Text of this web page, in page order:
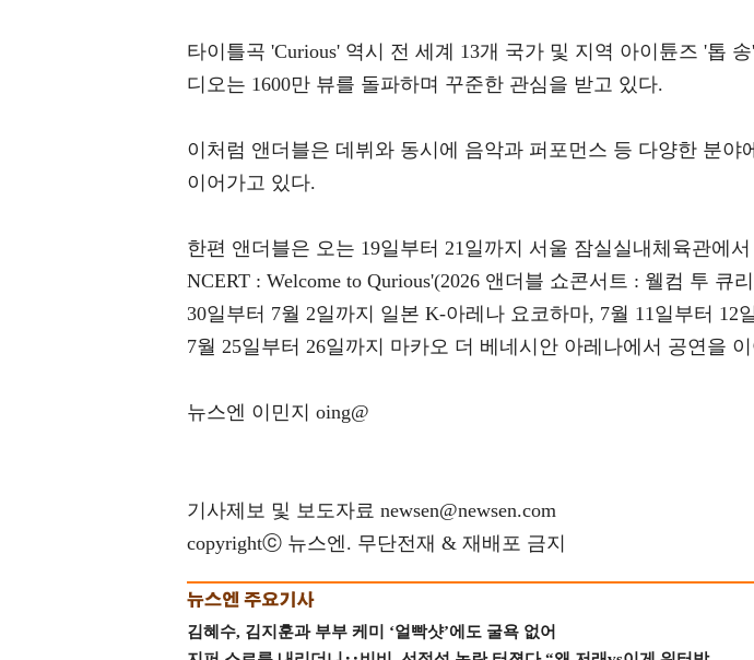
타이틀곡 'Curious' 역시 전 세계 13개 국가 및 지역 아이튠즈 '톱
디오는 1600만 뷰를 돌파하며 꾸준한 관심을 받고 있다.
이처럼 앤더블은 데뷔와 동시에 음악과 퍼포먼스 등 다양한 분야
이어가고 있다.
한편 앤더블은 오는 19일부터 21일까지 서울 잠실실내체육관에
NCERT : Welcome to Qurious'(2026 앤더블 쇼콘서트 : 웰컴 투 큐
30일부터 7월 2일까지 일본 K-아레나 요코하마, 7월 11일부터 12
7월 25일부터 26일까지 마카오 더 베네시안 아레나에서 공연을
뉴스엔 이민지 oing@
기사제보 및 보도자료 newsen@newsen.com
copyrightⓒ 뉴스엔. 무단전재 & 재배포 금지
김혜수, 김지훈과 부부 케미 ‘얼빡샷’에도 굴욕 없어